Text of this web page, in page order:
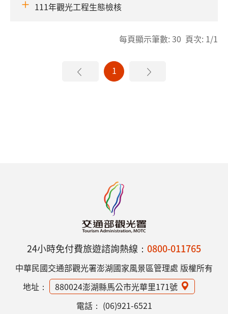
111年觀光工程生態檢核
每頁顯示筆數: 30 頁次: 1/1
1
24小時免付費旅遊諮詢熱線： 0800-011765
中華民國交通部觀光署澎湖國家風景區管理處 版權所有
地址：
880024澎湖縣馬公市光華里171號
電話： (06)921-6521